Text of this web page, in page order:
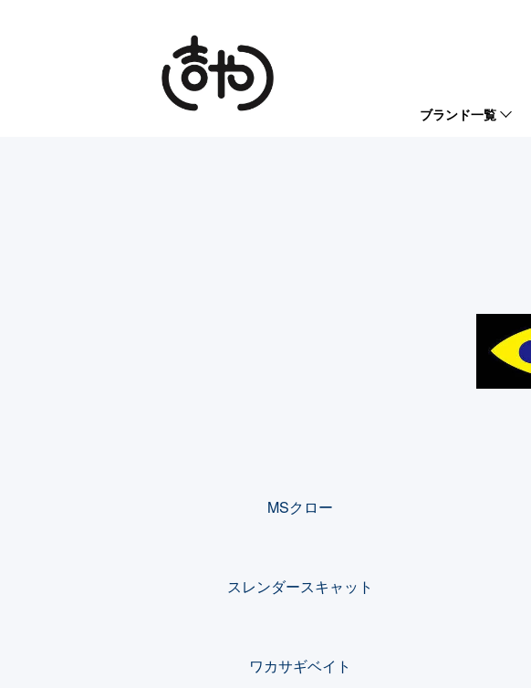
ブランド一覧
MSクロー
スレンダースキャット
ワカサギベイト